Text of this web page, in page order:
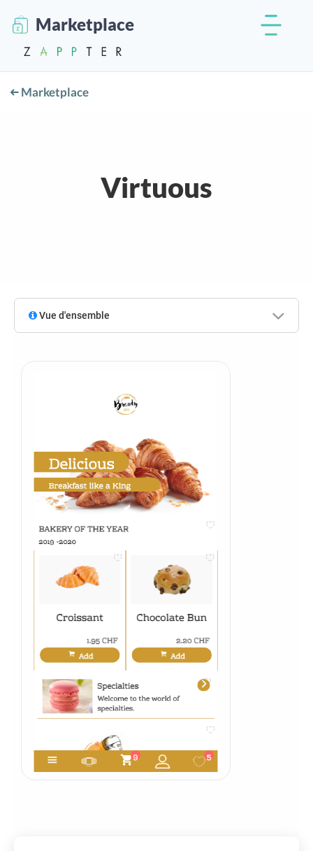
Marketplace
Marketplace
Virtuous
Vue d'ensemble